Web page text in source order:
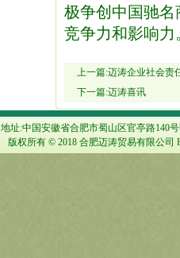
极争创中国驰
竞争力和影响力
上一篇:迈涛企业社会责
下一篇:迈涛喜讯
地址:中国安徽省合肥市蜀山区官亭路140
版权所有 © 2018 合肥迈涛贸易有限公司